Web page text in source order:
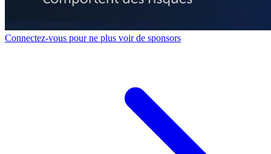
Connectez-vous pour ne plus voir de sponsors